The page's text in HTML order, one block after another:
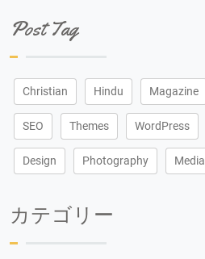
Post Tag
Christian Hindu Magazine
SEO Themes WordPress
Design Photography Media
カテゴリー